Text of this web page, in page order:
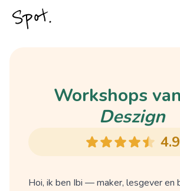
Workshops van
Deszign
4.9
Hoi, ik ben Ibi — maker, lesgever en